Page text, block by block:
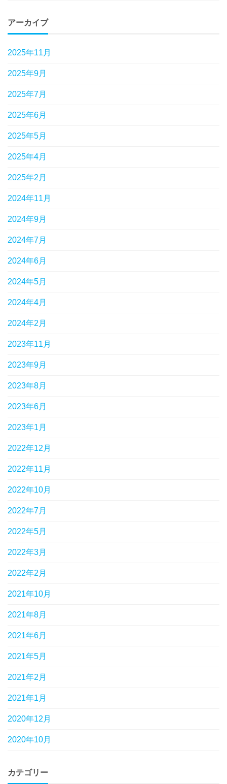
アーカイブ
2025年11月
2025年9月
2025年7月
2025年6月
2025年5月
2025年4月
2025年2月
2024年11月
2024年9月
2024年7月
2024年6月
2024年5月
2024年4月
2024年2月
2023年11月
2023年9月
2023年8月
2023年6月
2023年1月
2022年12月
2022年11月
2022年10月
2022年7月
2022年5月
2022年3月
2022年2月
2021年10月
2021年8月
2021年6月
2021年5月
2021年2月
2021年1月
2020年12月
2020年10月
カテゴリー